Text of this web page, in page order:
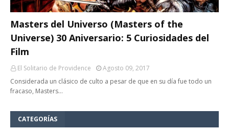
Masters del Universo (Masters of the
Universe) 30 Aniversario: 5 Curiosidades del
Film
El Solitario de Providence
Agosto 09, 2017
Considerada un clásico de culto a pesar de que en su día fue todo un
fracaso, Masters…
CATEGORÍAS